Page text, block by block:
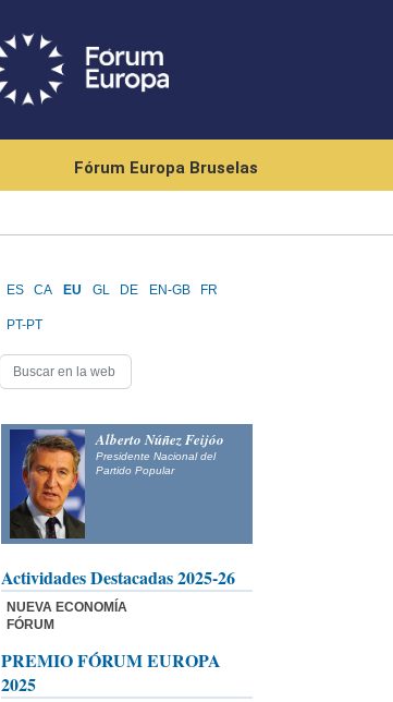
Fórum Europa Bruselas
ES CA EU GL DE EN-GB FR
PT-PT
Alberto Núñez Feijóo
Presidente Nacional del
Partido Popular
Actividades Destacadas 2025-26
NUEVA ECONOMÍA
FÓRUM
PREMIO FÓRUM EUROPA
2025